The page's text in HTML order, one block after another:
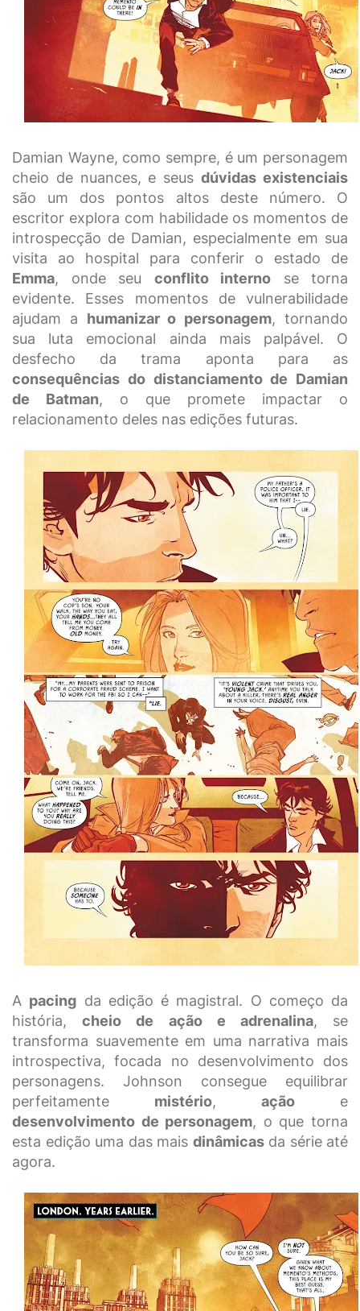
Damian Wayne, como sempre, é um personagem
cheio de nuances, e seusdúvidas existenciais
são um dos pontos altos deste número. O
escritor explora com habilidade os momentos de
introspecção de Damian, especialmente em sua
visita ao hospital para conferir o estado de
Emma, onde seu conflito interno se torna
evidente. Esses momentos de vulnerabilidade
ajudam a humanizar o personagem, tornando
sua luta emocional ainda mais palpável. O
desfecho da trama aponta para as
consequências do distanciamento de Damian
de Batman, o que promete impactar o
relacionamento deles nas edições futuras.
A pacing da edição é magistral. O começo da
história,cheio de ação e adrenalina, se
transforma suavemente em uma narrativa mais
introspectiva, focada no desenvolvimento dos
personagens. Johnson consegue equilibrar
perfeitamente mistério, ação e
desenvolvimento de personagem, o que torna
esta edição uma das mais dinâmicasda série até
agora.